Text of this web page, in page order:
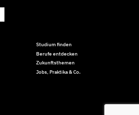
Studium finden
Berufe entdecken
Zukunftsthemen
Jobs, Praktika & Co.